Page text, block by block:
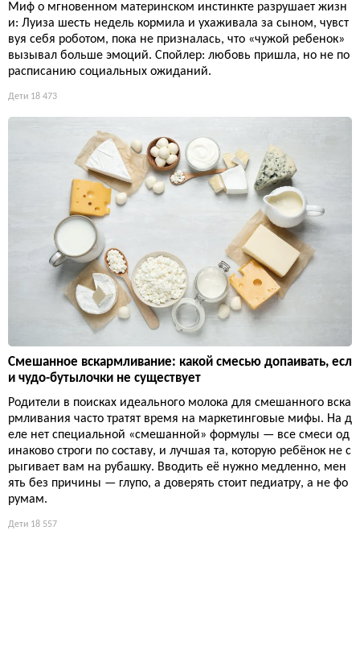
Миф о мгновенном материнском инстинкте разрушает жизн
и: Луиза шесть недель кормила и ухаживала за сыном, чувст
вуя себя роботом, пока не призналась, что «чужой ребенок»
вызывал больше эмоций. Спойлер: любовь пришла, но не по
расписанию социальных ожиданий.
Дети 18 473
Смешанное вскармливание: какой смесью допаивать, есл
и чудо-бутылочки не существует
Родители в поисках идеального молока для смешанного вска
рмливания часто тратят время на маркетинговые мифы. На д
еле нет специальной «смешанной» формулы — все смеси од
инаково строги по составу, и лучшая та, которую ребёнок не с
рыгивает вам на рубашку. Вводить её нужно медленно, мен
ять без причины — глупо, а доверять стоит педиатру, а не фо
румам.
Дети 18 557